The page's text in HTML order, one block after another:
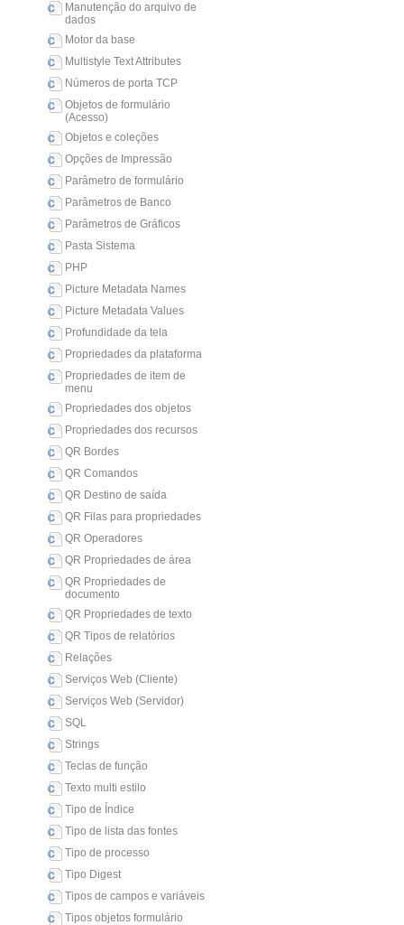
Manutenção do arquivo de
dados
Motor da base
Multistyle Text Attributes
Números de porta TCP
Objetos de formulário
(Acesso)
Objetos e coleções
Opções de Impressão
Parâmetro de formulário
Parâmetros de Banco
Parâmetros de Gráficos
Pasta Sistema
PHP
Picture Metadata Names
Picture Metadata Values
Profundidade da tela
Propriedades da plataforma
Propriedades de item de
menu
Propriedades dos objetos
Propriedades dos recursos
QR Bordes
QR Comandos
QR Destino de saída
QR Filas para propriedades
QR Operadores
QR Propriedades de área
QR Propriedades de
documento
QR Propriedades de texto
QR Tipos de relatórios
Relações
Serviços Web (Cliente)
Serviços Web (Servidor)
SQL
Strings
Teclas de função
Texto multi estilo
Tipo de Índice
Tipo de lista das fontes
Tipo de processo
Tipo Digest
Tipos de campos e variáveis
Tipos objetos formulário